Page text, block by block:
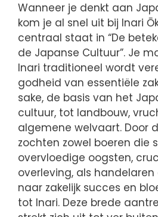
Wanneer je denkt aan
kom je al snel uit bij Inari
centraal staat in “De
de Japanse Cultuur”. Je
Inari traditioneel wordt
godheid van essentiële
sake, de basis van het
cultuur, tot landbouw,
algemene welvaart. Door
zochten zowel boeren die
overvloedige oogsten,
overleving, als
naar zakelijk succes en
tot Inari. Deze brede